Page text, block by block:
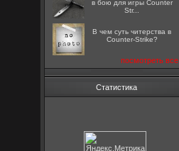
в бою для игры Counter
Str...
В чем суть читерства в
Counter-Strike?
посмотреть все
Статистика